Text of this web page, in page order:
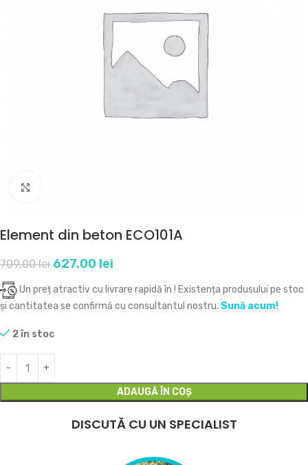
Element din beton ECO101A
709.00lei 627.00 lei
Un preț atractiv cu livrare rapidă în ! Existența produsului pe stoc
și cantitatea se confirmă cu consultantul nostru. Sună acum!
2 în stoc
ADAUGĂ ÎN COȘ
DISCUTĂ CU UN SPECIALIST